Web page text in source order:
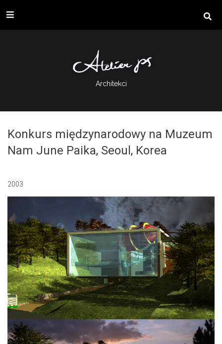
Architekci
Konkurs międzynarodowy na Muzeum
Nam June Paika, Seoul, Korea
2003